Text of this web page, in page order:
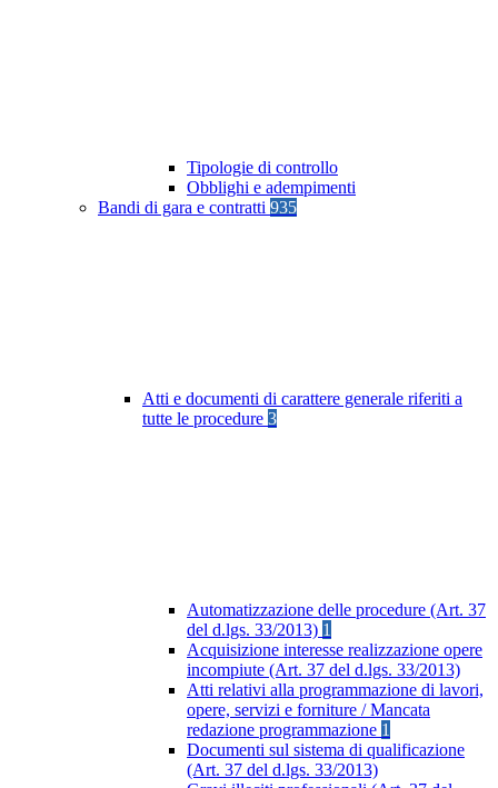
Tipologie di controllo
Obblighi e adempimenti
Bandi di gara e contratti 935
Atti e documenti di carattere generale riferiti a
tutte le procedure 3
Automatizzazione delle procedure (Art. 37
del d.lgs. 33/2013) 1
Acquisizione interesse realizzazione opere
incompiute (Art. 37 del d.lgs. 33/2013)
Atti relativi alla programmazione di lavori,
opere, servizi e forniture / Mancata
redazione programmazione 1
Documenti sul sistema di qualificazione
(Art. 37 del d.lgs. 33/2013)